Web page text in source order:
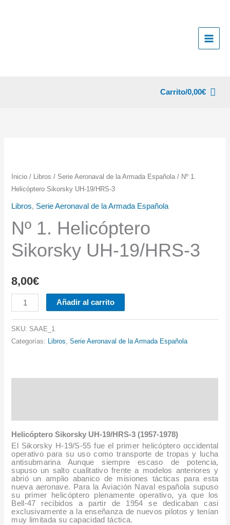
Carrito/0,00€
Inicio / Libros / Serie Aeronaval de la Armada Española / Nº 1.
Helicóptero Sikorsky UH-19/HRS-3
Libros, Serie Aeronaval de la Armada Española
Nº 1. Helicóptero
Sikorsky UH-19/HRS-3
8,00€
1.
Helicóptero
Sikorsky
Añadir al carrito
SKU: SAAE_1
Categorías: Libros,Serie Aeronaval de la Armada Española
Helicóptero Sikorsky UH-19/HRS-3 (1957-1978)
El Sikorsky H-19/S-55 fue el primer helicóptero occidental
operativo para su uso como transporte de tropas y lucha
antisubmarina Aunque siempre escaso de potencia,
supuso un salto cualitativo frente a modelos anteriores y
abrió un amplio abanico de misiones tácticas para esta
nueva aeronave. Para la Aviación Naval española supuso
su primer helicóptero plenamente operativo, ya que los
Bell-47 recibidos a partir de 1954 se dedicaban casi
exclusivamente a la enseñanza de nuevos pilotos y tenían
muy limitada su capacidad táctica.